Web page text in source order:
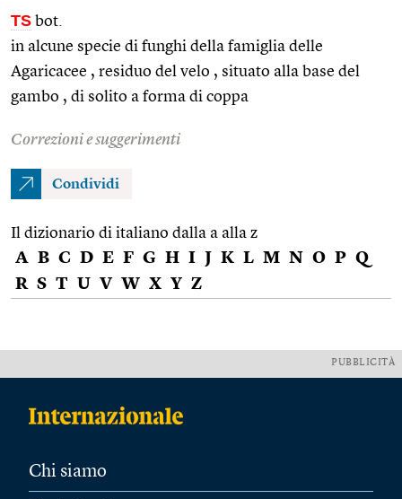
TS bot.
in alcune specie di funghi della famiglia delle
Agaricacee , residuo del velo , situato alla base del
gambo , di solito a forma di coppa
Correzioni e suggerimenti
Condividi
Il dizionario di italiano dalla a alla z
A B C D E F G H I J K L M N O P Q
R S T U V W X Y Z
PUBBLICITÀ
Chi siamo